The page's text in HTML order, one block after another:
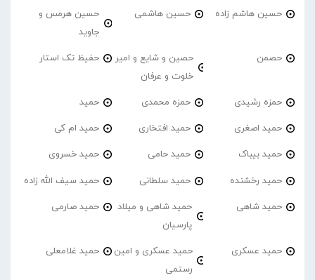
حسین هاشم زاده حسین هاشمی
حسین هرمس و
جاوید
حصمن
حصین و شایع و امیر
خلوت و عرفان
حفیظ تک استار
حمزه رشیدی حمزه محمدی حمید
حمید اصغری حمید افتخاری حمید ام کی
حمید بیباک حمید حامی حمید خسروی
حمید رخشنده حمید سلطانی حمید سیف الله زاده
حمید شاهی
حمید شاهی و میلاد
پارسیان
حمید صارمی
حمید عسکری
حمید عسکری و امین
رستمی
حمید غلامعلی